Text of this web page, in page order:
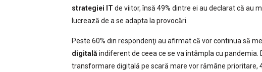
strategiei IT de viitor, însă 49% dintre ei au declarat că au
lucrează de a se adapta la provocări.
Peste 60% din respondenţi au afirmat că vor continua să
digitală indiferent de ceea ce se va întâmpla cu
transformare digitală pe scară mare vor rămâne prioritare,